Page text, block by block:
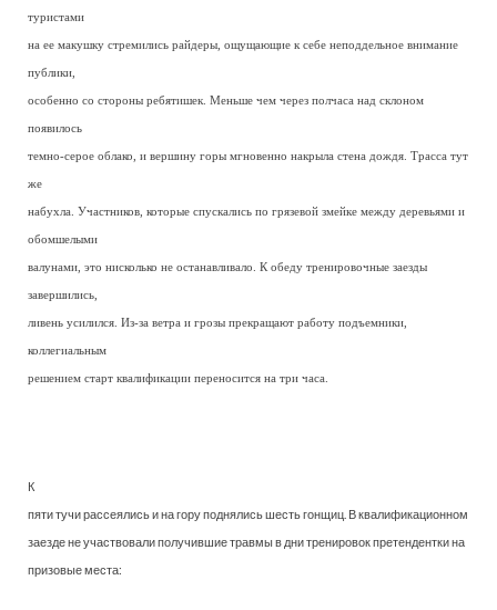
туристами
на ее макушку стремились райдеры, ощущающие к себе неподдельное внимание
публики,
особенно со стороны ребятишек. Меньше чем через полчаса над склоном
появилось
темно-серое облако, и вершину горы мгновенно накрыла стена дождя. Трасса тут
же
набухла. Участников, которые спускались по грязевой змейке между деревьями и
обомшелыми
валунами, это нисколько не останавливало. К обеду тренировочные заезды
завершились,
ливень усилился. Из-за ветра и грозы прекращают работу подъемники,
коллегиальным
решением старт квалификации переносится на три часа.
К
пяти тучи рассеялись и на гору поднялись шесть гонщиц. В квалификационном
заезде не участвовали получившие травмы в дни тренировок претендентки на
призовые места: